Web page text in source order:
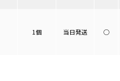
1個 当日発送 ○